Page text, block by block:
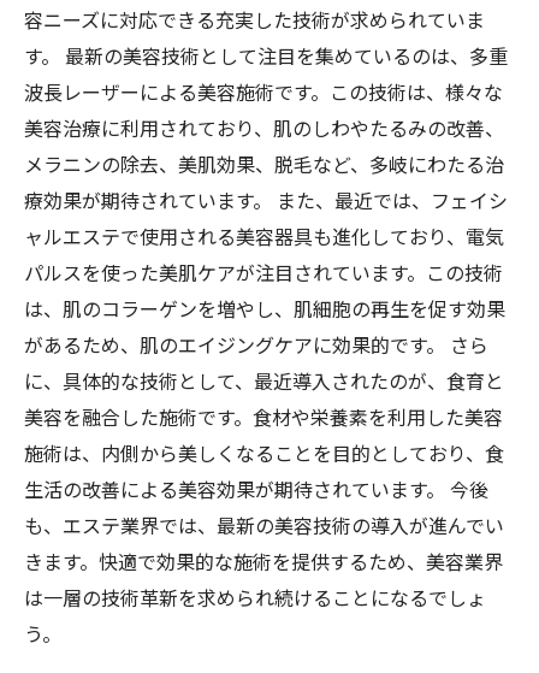
容ニーズに対応できる充実した技術が求められていま
す。 最新の美容技術として注目を集めているのは、多重
波長レーザーによる美容施術です。この技術は、様々な
美容治療に利用されており、肌のしわやたるみの改善、
メラニンの除去、美肌効果、脱毛など、多岐にわたる治
療効果が期待されています。 また、最近では、フェイシ
ャルエステで使用される美容器具も進化しており、電気
パルスを使った美肌ケアが注目されています。この技術
は、肌のコラーゲンを増やし、肌細胞の再生を促す効果
があるため、肌のエイジングケアに効果的です。 さら
に、具体的な技術として、最近導入されたのが、食育と
美容を融合した施術です。食材や栄養素を利用した美容
施術は、内側から美しくなることを目的としており、食
生活の改善による美容効果が期待されています。 今後
も、エステ業界では、最新の美容技術の導入が進んでい
きます。快適で効果的な施術を提供するため、美容業界
は一層の技術革新を求められ続けることになるでしょ
う。